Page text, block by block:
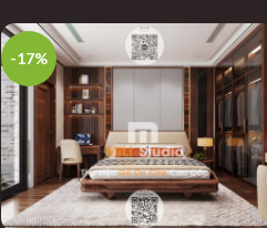
-17%